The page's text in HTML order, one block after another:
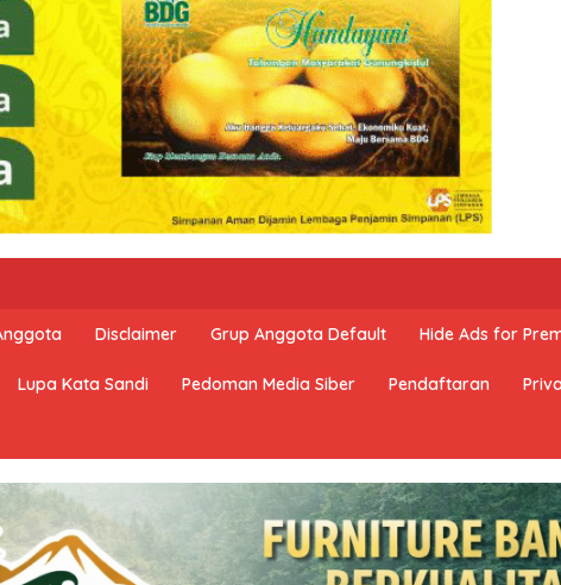
Disclaimer Grup Anggota Default Hide Ads for
Lupa Kata Sandi Pedoman Media Siber Pendaftaran